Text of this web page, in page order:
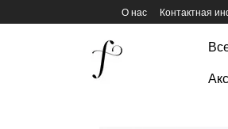
Перейти к основному контенту
О нас Контактная